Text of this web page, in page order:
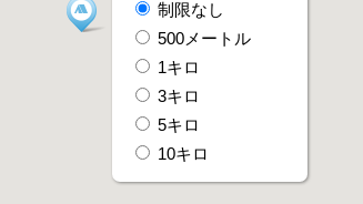
制限なし
500メートル
1キロ
3キロ
5キロ
10キロ